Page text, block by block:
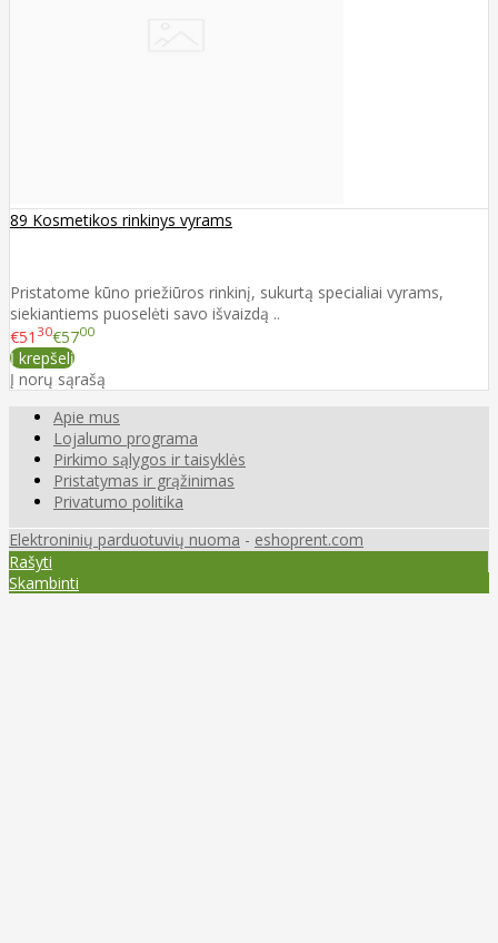
89 Kosmetikos rinkinys vyrams
Pristatome kūno priežiūros rinkinį, sukurtą specialiai vyrams,
siekiantiems puoselėti savo išvaizdą ..
€51 30€5700
Į krepšelį
Į norų sąrašą
Apie mus
Lojalumo programa
Pirkimo sąlygos ir taisyklės
Pristatymas ir grąžinimas
Privatumo politika
Elektroninių parduotuvių nuoma - eshoprent.com
Rašyti
Skambinti